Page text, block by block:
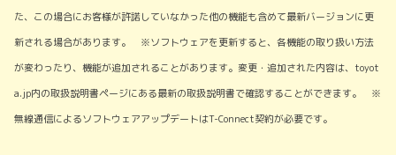
た、この場合にお客様が許諾していなかった他の機能も含めて最新バージョンに更
新される場合があります。 ※ソフトウェアを更新すると、各機能の取り扱い方法
が変わったり、機能が追加されることがあります。変更・追加された内容は、toyot
a.jp内の取扱説明書ページにある最新の取扱説明書で確認することができます。 ※
無線通信によるソフトウェアアップデートはT-Connect契約が必要です。